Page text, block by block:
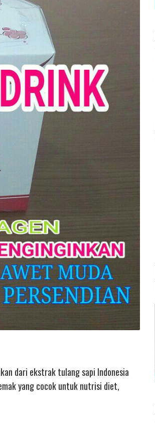
dari ekstrak tulang sapi Indonesia
yang cocok untuk nutrisi diet,